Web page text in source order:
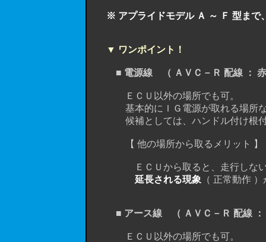
※ アプライドモデル Ａ ～ Ｆ 型まで
▼ ワンポイント！
■ 電源線 （ ＡＶＣ－Ｒ 配線 ：
ＥＣＵ以外の場所でも可。
基本的にＩＧ電源が取れる場所な
候補としては、ハンドル付け根付近
【 他の場所から取るメリット 】
ＥＣＵから取ると、走行しないで
延長される現象 （ 正常動作
■ アース線 （ ＡＶＣ－Ｒ 配線 ：
ＥＣＵ以外の場所でも可。